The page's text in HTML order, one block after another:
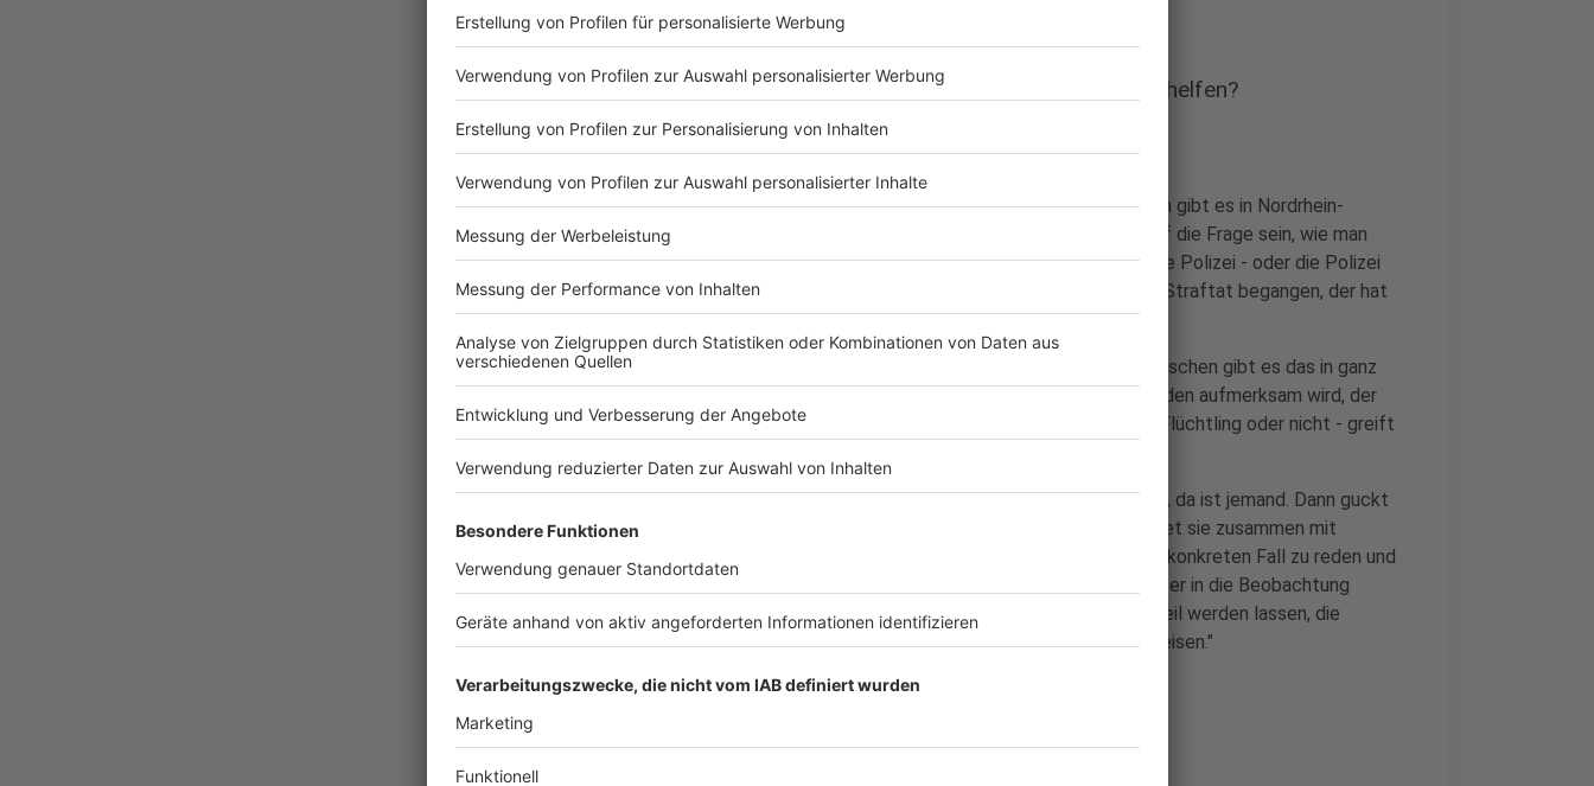
Migrationsdebatte in Deutschland: Könnte "PeRiskoP" helfen?
Anzeige
Eine Lösung dafür könnte eine Idee aus NRW sein. Seit vier Jahren gibt es in Nordrhein-
Westfalen
. Es könnte eine Antwort auf die Frage sein, wie man
Gewalttaten verhindern könnte. "Entweder, es gibt Hinweise an die Polizei - oder die Polizei
lernt solche Menschen kennen und sagt: Der hat ja nicht nur eine Straftat begangen, der hat
auch noch ein Problem."
NRW-Innenminister Reul ist stolz auf das PeRiskoP-Modell. Inzwischen gibt es das in ganz
NRW. Die Idee ist ganz einfach. Wann immer die Polizei auf jemanden aufmerksam wird, der
möglicherweise psychische Hilfe braucht, sei der Menschen nun Flüchtling oder nicht - greift
"Das heißt erstens: Die Polizei stellt fest oder kriegt den Hinweis, da ist jemand. Dann guckt
die Polizei sich den genauer an. Und dann im dritten Schritt arbeitet sie zusammen mit
Gesundheitsamt, Psychiatern oder Anderen, um über diesen ganz konkreten Fall zu reden und
zu sagen: Entweder wir müssen uns kümmern, indem wir ihn schärfer in die Beobachtung
nehmen - oder aber indem wir ihm auch die medizinische Hilfe zuteil werden lassen, die
notwendig ist oder drittens, indem wir ihn in eine Einrichtung einweisen."
Anzeige